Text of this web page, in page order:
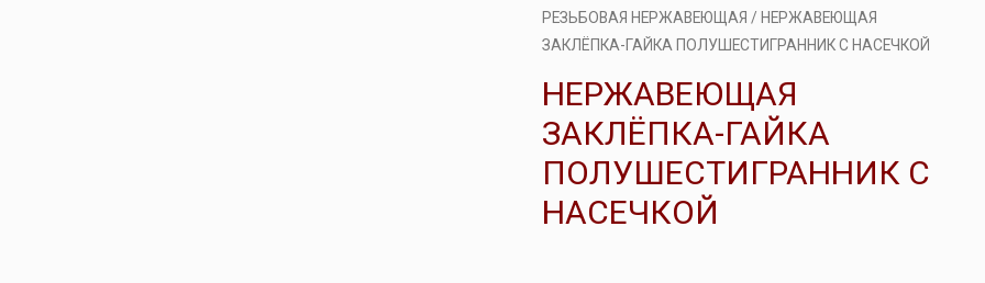
РЕЗЬБОВАЯ НЕРЖАВЕЮЩАЯ / НЕРЖАВЕЮЩАЯ
ЗАКЛЁПКА-ГАЙКА ПОЛУШЕСТИГРАННИК С НАСЕЧКОЙ
НЕРЖАВЕЮЩАЯ
ЗАКЛЁПКА-ГАЙКА
ПОЛУШЕСТИГРАННИК С
НАСЕЧКОЙ